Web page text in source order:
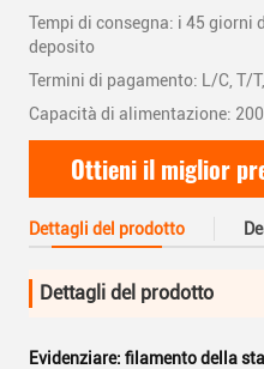
Tempi di consegna: i 45 giorni
deposito
Termini di pagamento: L/C, T/
Capacità di alimentazione:
Ottieni il miglior
Dettagli del prodotto
Dettagli del prodotto
Evidenziare: filamento della